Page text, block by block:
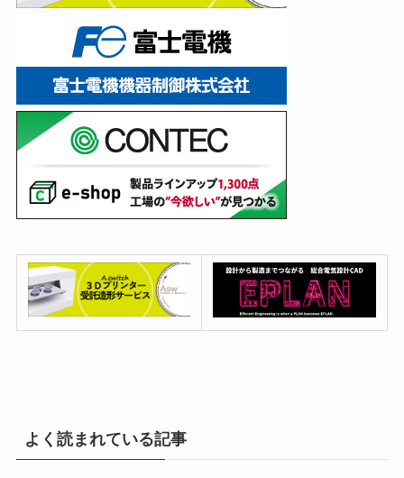
よく読まれている記事